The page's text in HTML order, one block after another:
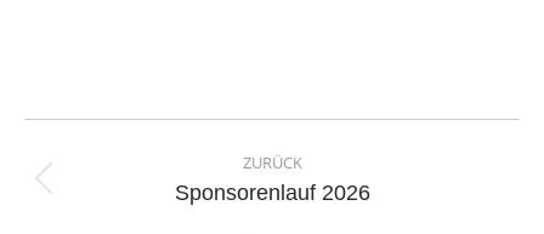
ZURÜCK
Vorheriger
Sponsorenlauf 2026